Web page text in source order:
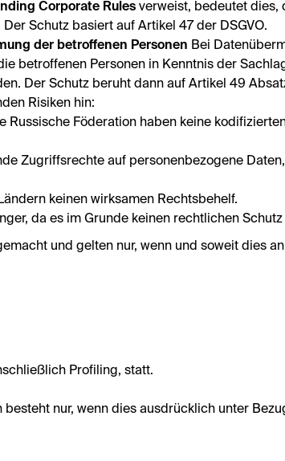
Corporate Rules verweist, bedeutet dies,
Schutz basiert auf Artikel 47 der DSGVO.
der betroffenen Personen Bei
betroffenen Personen in Kenntnis der
Der Schutz beruht dann auf Artikel 49
Risiken hin:
Russische Föderation haben keine
Zugriffsrechte auf personenbezogene
keinen wirksamen Rechtsbehelf.
da es im Grunde keinen rechtlichen
und gelten nur, wenn und soweit dies
Profiling, statt.
nur, wenn dies ausdrücklich unter